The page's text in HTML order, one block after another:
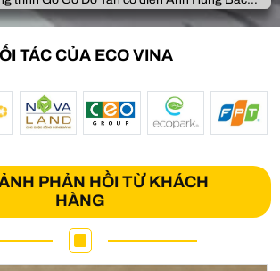
Giang
TÁC CỦA ECO VINA
PHẢN HỒI TỪ KHÁCH
HÀNG